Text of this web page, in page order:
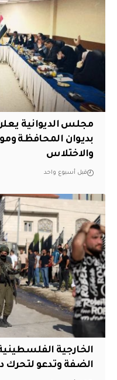
مجلس الديوانية
بديوان المحافظة
والاختلاس
قبل أسبوع واحد
الخارجية
الضفة وتدعو لتحرك